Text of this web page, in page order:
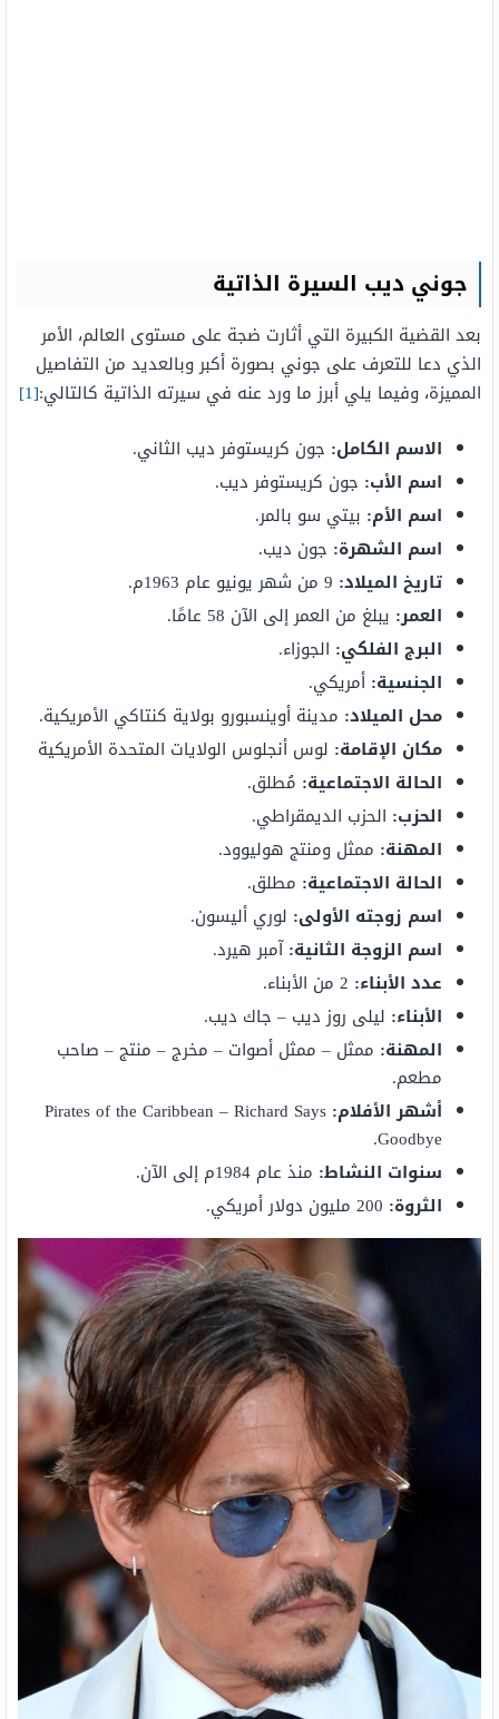
جوني ديب السيرة الذاتية
بعد القضية الكبيرة التي أثارت ضجة على مستوى العالم، الأمر
الذي دعا للتعرف على جوني بصورة أكبر وبالعديد من التفاصيل
المميزة، وفيما يلي أبرز ما ورد عنه في سيرته الذاتية كالتالي:[1]
الاسم الكامل: جون كريستوفر ديب الثاني.
اسم الأب: جون كريستوفر ديب.
اسم الأم: بيتي سو بالمر.
اسم الشهرة: جون ديب.
تاريخ الميلاد: 9 من شهر يونيو عام 1963م.
العمر: يبلغ من العمر إلى الآن 58 عامًا.
البرج الفلكي: الجوزاء.
الجنسية: أمريكي.
محل الميلاد: مدينة أوينسبورو بولاية كنتاكي الأمريكية.
مكان الإقامة: لوس أنجلوس الولايات المتحدة الأمريكية
الحالة الاجتماعية: مُطلق.
الحزب: الحزب الديمقراطي.
المهنة: ممثل ومنتج هوليوود.
الحالة الاجتماعية: مطلق.
اسم زوجته الأولى: لوري أليسون.
اسم الزوجة الثانية:آمبر هيرد.
عدد الأبناء:
الأبناء: ليلى روز ديب – جاك ديب.
المهنة: ممثل – ممثل أصوات – مخرج – منتج – صاحب
مطعم.
أشهر الأفلام: Pirates of the Caribbean – Richard Says
Goodbye.
سنوات النشاط: منذ عام 1984م إلى الآن.
الثروة: